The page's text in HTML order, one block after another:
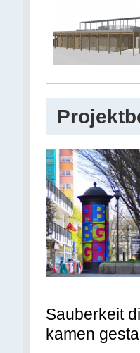
Sauberkeit
kamen